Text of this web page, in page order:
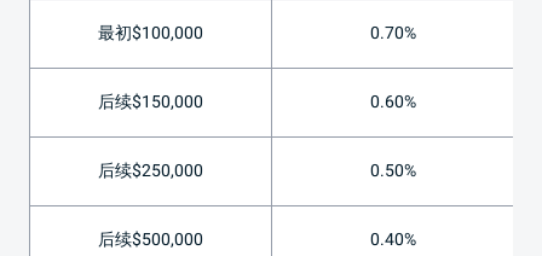
最初$100,000 0.70%
后续$150,000 0.60%
后续$250,000 0.50%
后续$500,000 0.40%